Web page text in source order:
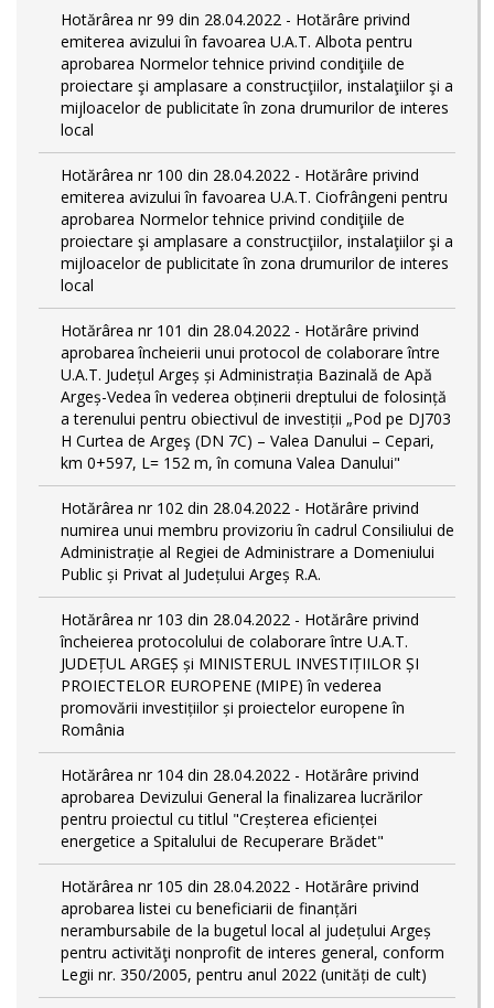
Hotărârea nr 99 din 28.04.2022 - Hotărâre privind
emiterea avizului în favoarea U.A.T. Albota pentru
aprobarea Normelor tehnice privind condiţiile de
proiectare şi amplasare a construcţiilor, instalaţiilor şi a
mijloacelor de publicitate în zona drumurilor de interes
local
Hotărârea nr 100 din 28.04.2022 - Hotărâre privind
emiterea avizului în favoarea U.A.T. Ciofrângeni pentru
aprobarea Normelor tehnice privind condiţiile de
proiectare şi amplasare a construcţiilor, instalaţiilor şi a
mijloacelor de publicitate în zona drumurilor de interes
local
Hotărârea nr 101 din 28.04.2022 - Hotărâre privind
aprobarea încheierii unui protocol de colaborare între
U.A.T. Județul Argeș și Administrația Bazinală de Apă
Argeș-Vedea în vederea obținerii dreptului de folosință
a terenului pentru obiectivul de investiții „Pod pe DJ703
H Curtea de Argeş (DN 7C) – Valea Danului – Cepari,
km 0+597, L= 152 m, în comuna Valea Danului"
Hotărârea nr 102 din 28.04.2022 - Hotărâre privind
numirea unui membru provizoriu în cadrul Consiliului de
Administrație al Regiei de Administrare a Domeniului
Public și Privat al Județului Argeș R.A.
Hotărârea nr 103 din 28.04.2022 - Hotărâre privind
încheierea protocolului de colaborare între U.A.T.
JUDEȚUL ARGEȘ și MINISTERUL INVESTIȚIILOR ȘI
PROIECTELOR EUROPENE (MIPE) în vederea
promovării investițiilor și proiectelor europene în
România
Hotărârea nr 104 din 28.04.2022 - Hotărâre privind
aprobarea Devizului General la finalizarea lucrărilor
pentru proiectul cu titlul "Creșterea eficienței
energetice a Spitalului de Recuperare Brădet"
Hotărârea nr 105 din 28.04.2022 - Hotărâre privind
aprobarea listei cu beneficiarii de finanțări
nerambursabile de la bugetul local al județului Argeș
pentru activităţi nonprofit de interes general, conform
Legii nr. 350/2005, pentru anul 2022 (unități de cult)